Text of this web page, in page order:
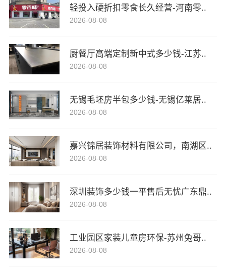
轻投入硬折扣零食长久经营-河南零..
2026-08-08
厨餐厅高端定制新中式多少钱-江苏..
2026-08-08
无锡毛坯房半包多少钱-无锡亿莱居..
2026-08-08
嘉兴锦居装饰材料有限公司，南湖区..
2026-08-08
深圳装饰多少钱一平售后无忧广东鼎..
2026-08-08
工业园区家装儿童房环保-苏州兔哥..
2026-08-08